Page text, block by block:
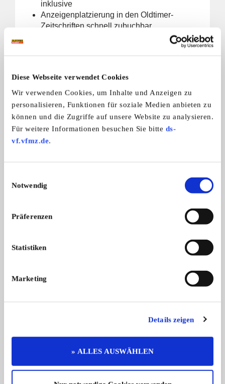
Diese Webseite verwendet Cookies
Wir verwenden Cookies, um Inhalte und Anzeigen zu
personalisieren, Funktionen für soziale Medien anbieten zu
können und die Zugriffe auf unsere Website zu analysieren.
Für weitere Informationen besuchen Sie bitte ds-
vf.vfmz.de.
Notwendig
Präferenzen
Statistiken
Marketing
Details zeigen
» ALLES AUSWÄHLEN
inklusive
Anzeigenplatzierung in den Oldtimer-
Zeitschriften schnell zubuchbar
ZU GEWERBLICHEM ACCOUNT WECHSELN
Branchenbuch
Magazin-Kleinanzeigen günstig zubuchbar
ZU CLUB-VERTRETER-ACCOUNT WECHSELN
Wechseln Sie zur redaktionellen Seite von